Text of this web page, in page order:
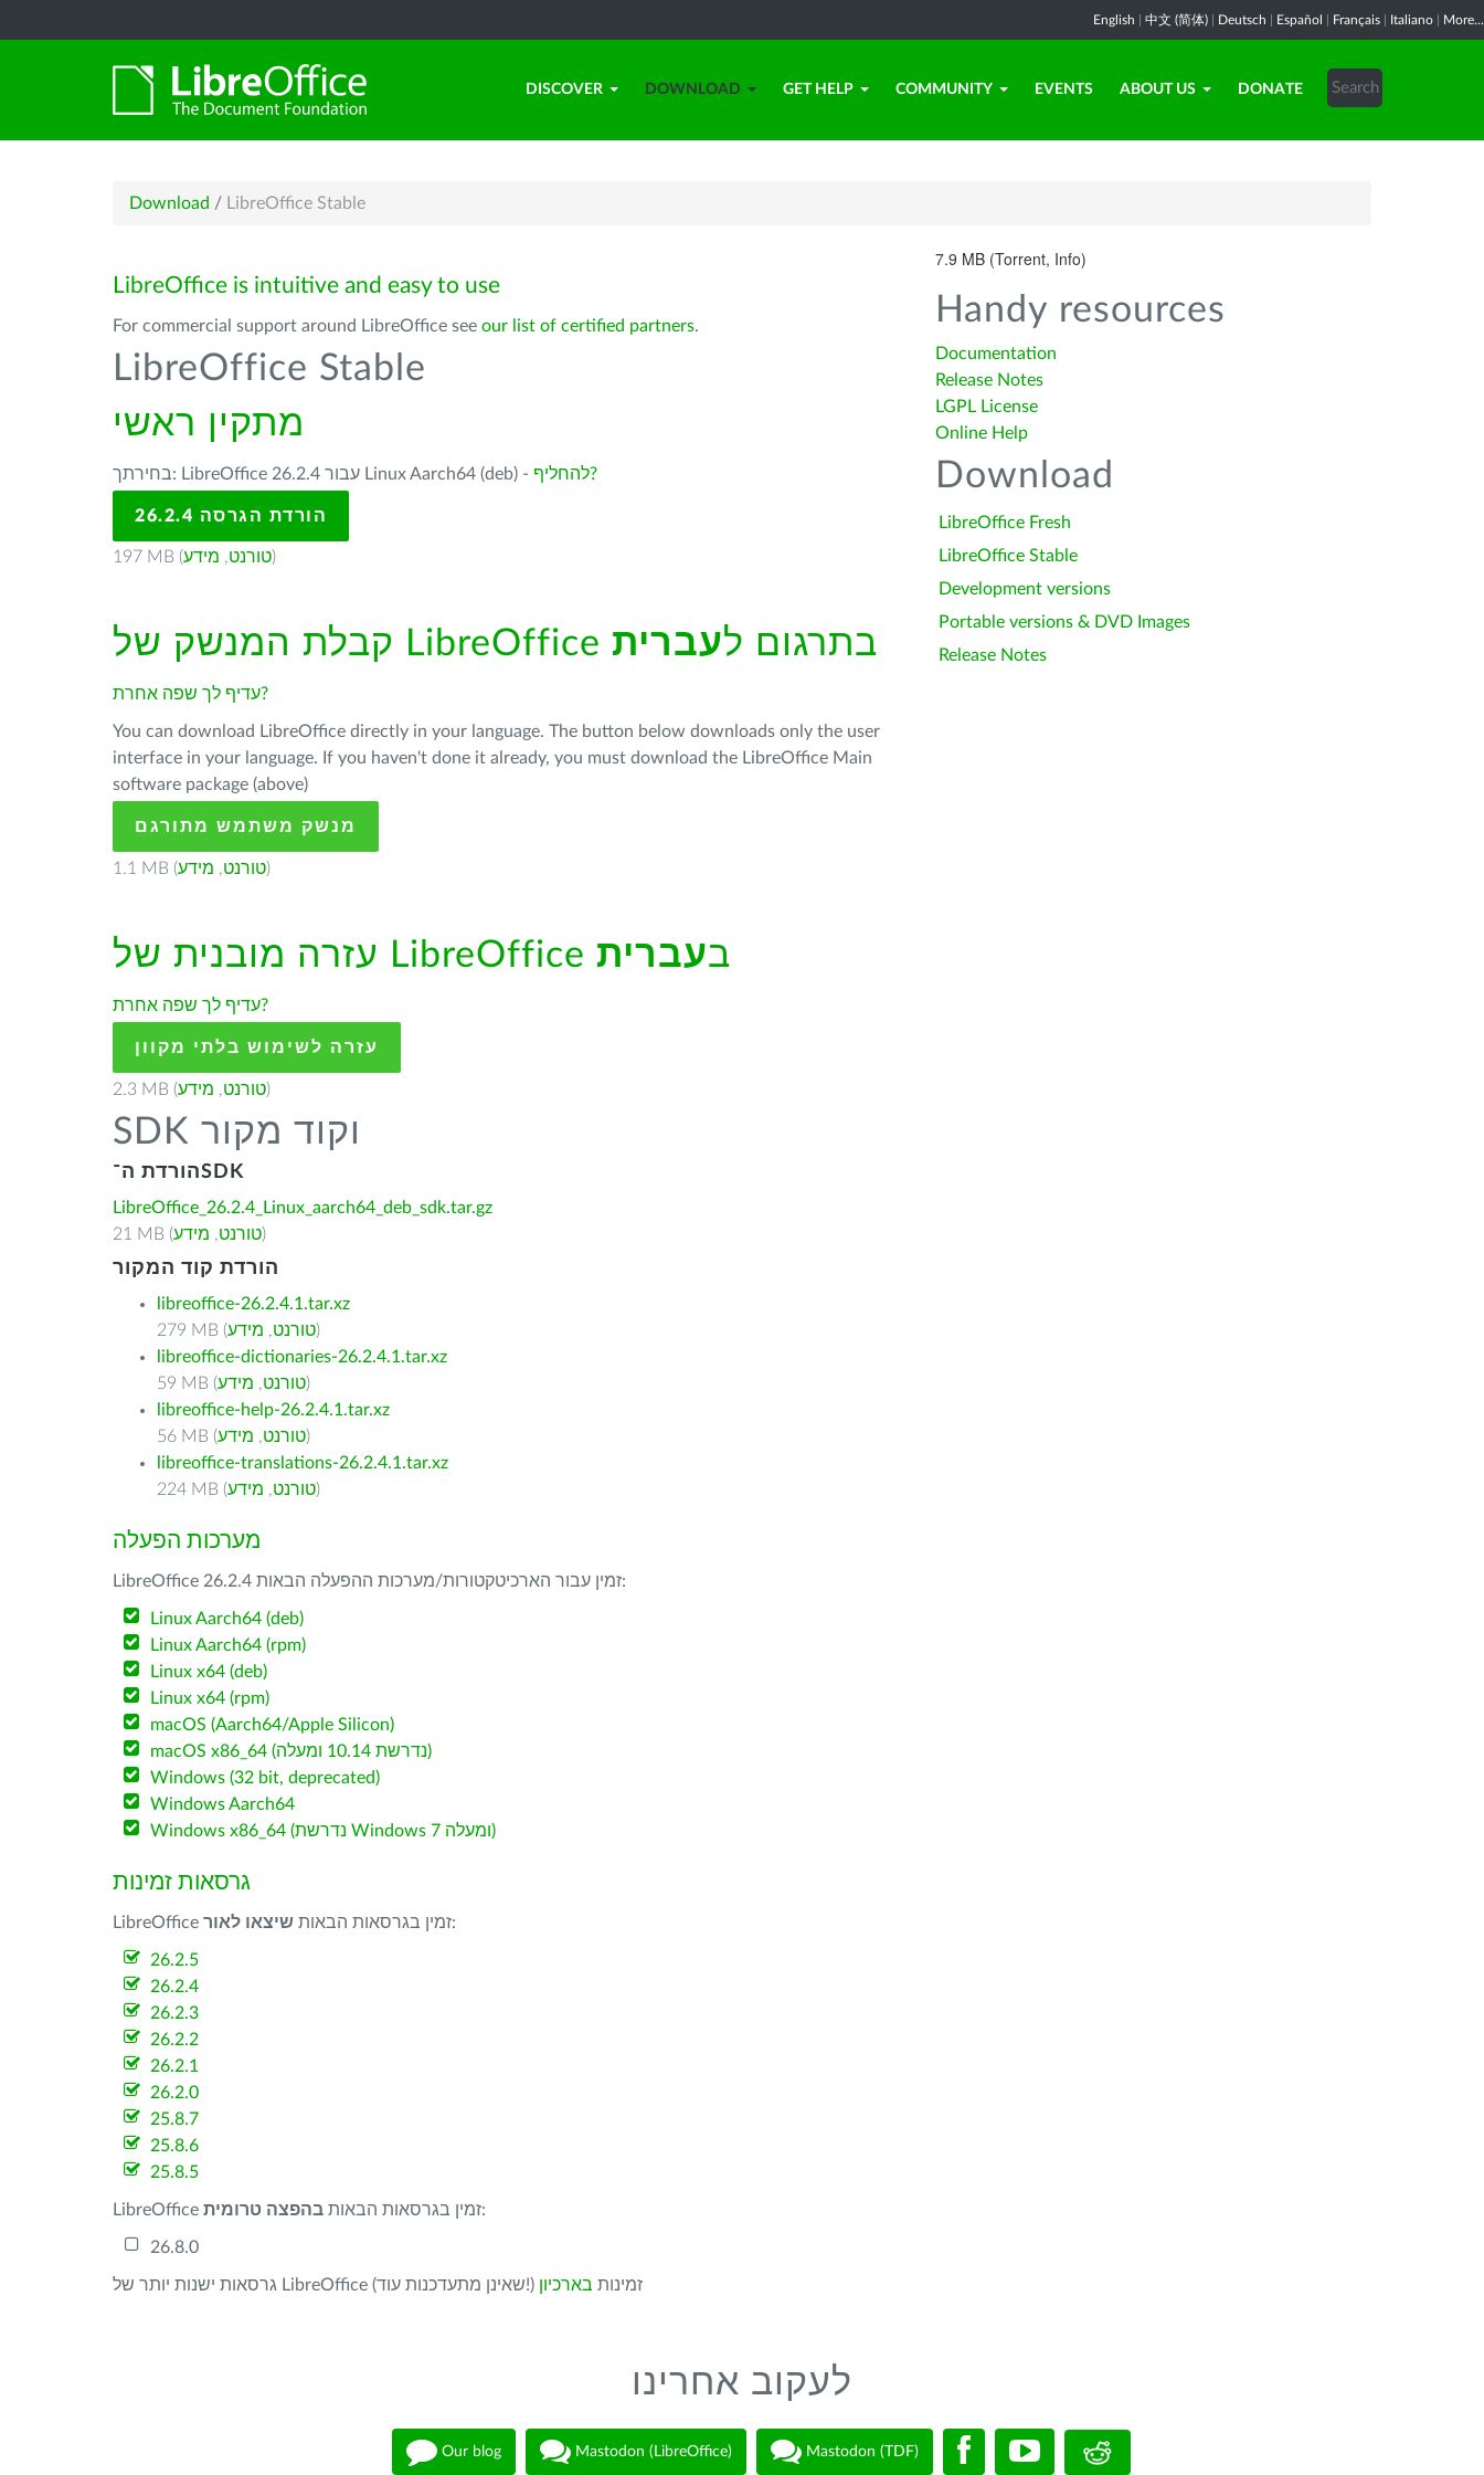
English 中文 (简体) Deutsch Español Français Italiano More...
DISCOVER DOWNLOAD GET HELP COMMUNITY EVENTS ABOUT US DONATE
Download / LibreOffice Stable
LibreOffice is intuitive and easy to use
For commercial support around LibreOffice see our list of certified partners.
LibreOffice Stable
מתקין ראשי
בחירתך: LibreOffice 26.2.4 עבור Linux Aarch64 (deb) - להחליף?
הורדת הגרסה 26.2.4
197 MB ( טורנט, מידע )
קבלת המנשק של LibreOffice בתרגום לעברית
עדיף לך שפה אחרת?
You can download LibreOffice directly in your language. The button below downloads only the user
interface in your language. If you haven't done it already, you must download the LibreOffice Main
software package (above)
מנשק משתמש מתורגם
1.1 MB ( טורנט, מידע )
עזרה מובנית של LibreOffice בעברית
עדיף לך שפה אחרת?
עזרה לשימוש בלתי מקוון
2.3 MB ( טורנט, מידע )
SDK וקוד מקור
הורדת ה־SDK
LibreOffice_26.2.4_Linux_aarch64_deb_sdk.tar.gz
21 MB (
טורנט, מידע )
הורדת קוד המקור
libreoffice-26.2.4.1.tar.xz
279 MB (
טורנט, מידע
)
libreoffice-dictionaries-26.2.4.1.tar.xz
59 MB (
טורנט, מידע
)
libreoffice-help-26.2.4.1.tar.xz
56 MB (
טורנט, מידע
)
libreoffice-translations-26.2.4.1.tar.xz
224 MB (
טורנט, מידע )
מערכות הפעלה
LibreOffice 26.2.4 זמין עבור הארכיטקטורות/מערכות ההפעלה הבאות:
Linux Aarch64 (deb)
Linux Aarch64 (rpm)
Linux x64 (deb)
Linux x64 (rpm)
macOS (Aarch64/Apple Silicon)
macOS x86_64 (נדרשת 10.14 ומעלה)
Windows (32 bit, deprecated)
Windows Aarch64
Windows x86_64 (נדרשת Windows 7 ומעלה)
גרסאות זמינות
LibreOffice זמין בגרסאות הבאות שיצאו לאור :
26.2.5
26.2.4
26.2.3
26.2.2
26.2.1
26.2.0
25.8.7
25.8.6
25.8.5
LibreOffice זמין בגרסאות הבאות בהפצה טרומית :
26.8.0
גרסאות ישנות יותר של LibreOffice (שאינן מתעדכנות עוד!) זמינות בארכיון
7.9 MB (Torrent, Info)
Handy resources
Documentation
Release Notes
LGPL License
Online Help
Download
LibreOffice Fresh
LibreOffice Stable
Development versions
Portable versions & DVD Images
Release Notes
לעקוב אחרינו
Our blog Mastodon (LibreOffice) Mastodon (TDF)